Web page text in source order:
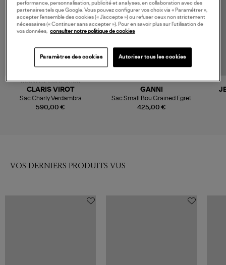
NOUVELLE COLLECTION
590,00 €
CLARIS VIROT
Sac Charly Verdambra
425,00 €
GANNI
Sac Small Bou Grained Egret
VOS DERNIERS PRODUITS VUS
performance, personnalisation, publicité et analyses, en collaboration avec des
partenaires tels que Google. Vous pouvez configurer vos choix via « Paramétrer »,
accepter l’ensemble des cookies (« J’accepte ») ou refuser ceux non strictement
nécessaires (« Continuer sans accepter »). Pour en savoir plus sur l’utilisation de
vos données, consulter notre politique de cookies
Paramètres des cookies Autoriser tous les cookies